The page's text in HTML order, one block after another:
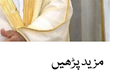
مزید پڑھیں